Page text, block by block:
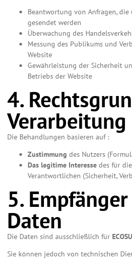
Beantwortung von Anfragen,
gesendet werden
Überwachung des
Messung des Publikums und
Website
Gewährleistung der Sicherheit
Betriebs der Website
4.
Verarbeitung
Die Behandlungen basieren auf :
Zustimmung des Nutzers
Das legitime Interesse des für
Verantwortlichen (Sicherheit,
5.
Daten
Die Daten sind ausschließlich für
Sie können jedoch von technischen